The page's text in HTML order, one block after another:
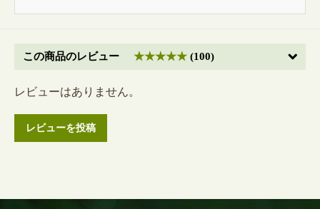
この商品のレビュー ★★★★★ (100)
レビューはありません。
レビューを投稿